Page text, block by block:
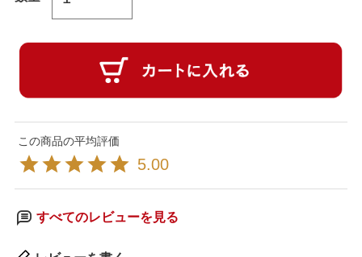
5.00
すべてのレビューを見る